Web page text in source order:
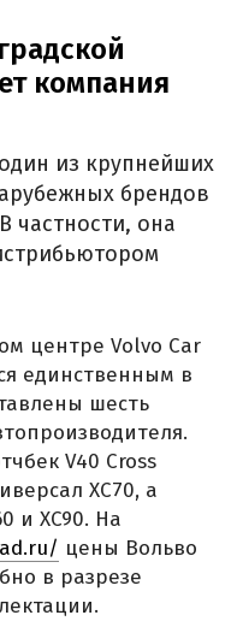
компания
из крупнейших
брендов
частности, она
центре Volvo Car
единственным в
шесть
V40 Cross
XC70, а
и XC90. На
цены Вольво
в разрезе